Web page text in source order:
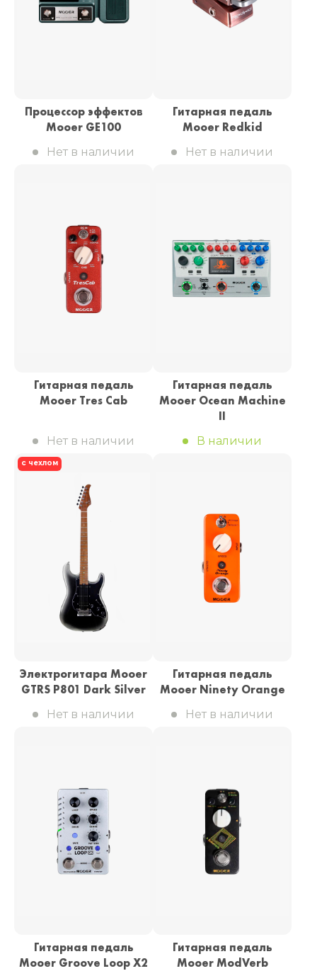
Процессор эффектов
Mooer GE100
Нет в наличии
Гитарная педаль
Mooer Redkid
Нет в наличии
Гитарная педаль
Mooer Tres Cab
Нет в наличии
Гитарная педаль
Mooer Ocean Machine
II
В наличии
с чехлом
Электрогитара Mooer
GTRS P801 Dark Silver
Нет в наличии
Гитарная педаль
Mooer Ninety Orange
Нет в наличии
Гитарная педаль
Mooer Groove Loop X2
Гитарная педаль
Mooer ModVerb